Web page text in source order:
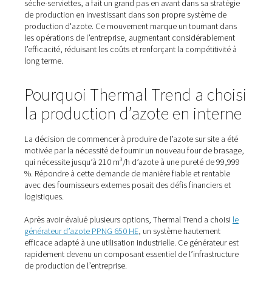
Accueil
Blog
Amélioration De L’efficacité : Thermal Trend Produit Son
Le PPNG HE
séche-serviettes, a fait un grand pas en avant dans sa
de production en investissant dans son propre
production d'azote. Ce mouvement marque un
les opérations de l’entreprise, augmentant
l’efficacité, réduisant les coûts et renforçant la
long terme.
Pourquoi Thermal Trend a
la production d’azote en
La décision de commencer à produire de l’azote sur
motivée par la nécessité de fournir un nouveau four de